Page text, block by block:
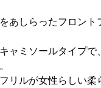
あしらったフロント
ャミソールタイプ
リルが女性らしい柔